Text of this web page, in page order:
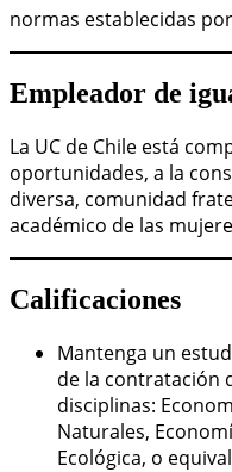
normas establecidas
Empleador de
La UC de Chile está
oportunidades, a la
diversa, comunidad
académico de las
Calificaciones
Mantenga un
de la contratación
disciplinas:
Naturales,
Ecológica, o